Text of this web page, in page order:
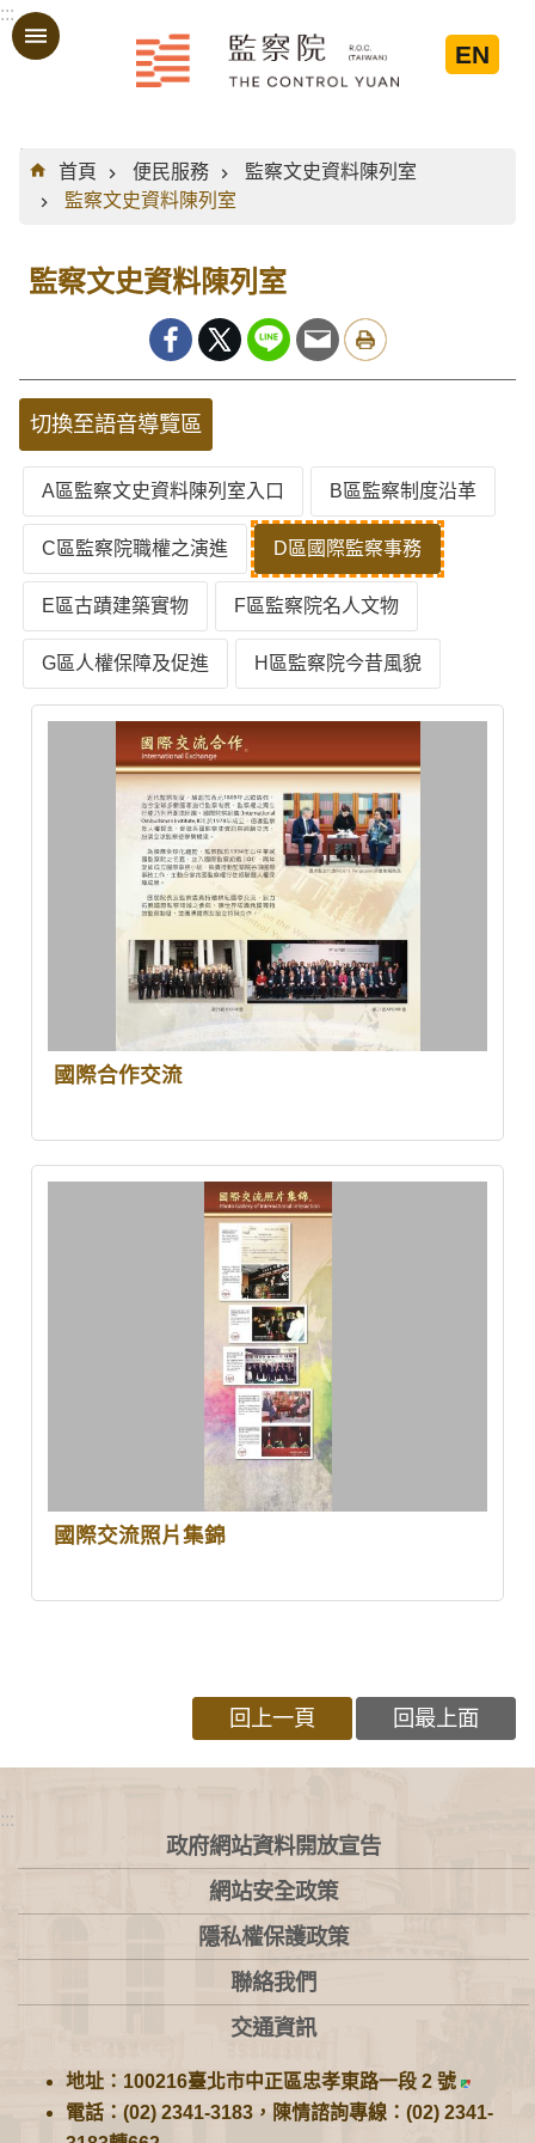
跳到主要內容區塊
:::
EN
:::
首頁
便民服務
監察文史資料陳列室
監察文史資料陳列室
監察文史資料陳列室
切換至語音導覽區
A區監察文史資料陳列室入口 B區監察制度沿革
C區監察院職權之演進 D區國際監察事務
E區古蹟建築實物 F區監察院名人文物
G區人權保障及促進 H區監察院今昔風貌
國際合作交流
國際交流照片集錦
回上一頁 回最上面
:::
政府網站資料開放宣告
網站安全政策
隱私權保護政策
聯絡我們
交通資訊
地址：100216臺北市中正區忠孝東路一段 2 號
電話：(02) 2341-3183，陳情諮詢專線：(02) 2341-